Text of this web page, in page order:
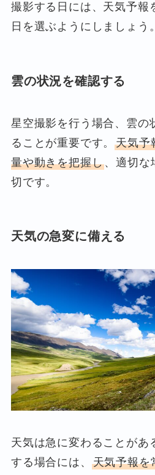
撮影する日には、天気予報
日を選ぶようにしましょう。
雲の状況を確認する
星空撮影を行う場合、雲の
ることが重要です。天気予
量や動きを把握し、適切な
切です。
天気の急変に備える
天気は急に変わることがあ
する場合には、 天気予報を